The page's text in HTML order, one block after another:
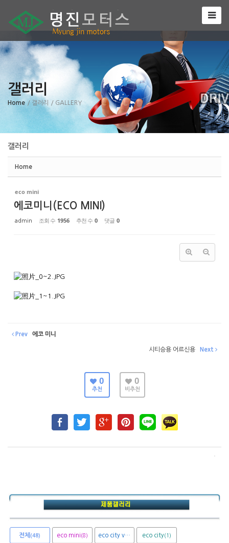
갤러리
Home / 갤러리 / GALLERY
갤러리
Home
eco mini
에코미니(ECO MINI)
admin 조회 수 1956 추천 수 0 댓글 0
Prev 에코 미니
시티승용 어르신용 Next
0
추천
0
비추천
전체 (48) eco mini (8) eco city van eco city(1)
Sketchbook5, 스케치북5
Sketchbook5, 스케치북5